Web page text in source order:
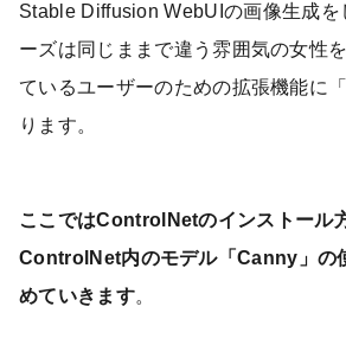
Stable Diffusion WebUIの画像生成を
ーズは同じままで違う雰囲気の女性
ているユーザーのための拡張機能に
ります。
ここではControlNetのインストール
ControlNet内のモデル「Canny」の
めていきます。